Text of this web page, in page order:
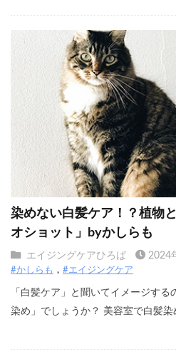
染めない白髪ケア！？植物
オショット」byかしらも
エイジングケアひろば 2024
#かしらも #エイジングケア
「白髪ケア」と聞いてイメージす
染め」でしょうか？ 美容室で白髪